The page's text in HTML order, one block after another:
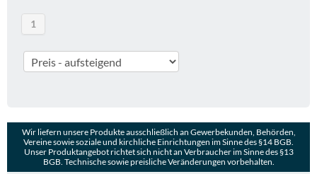
1
Wir liefern unsere Produkte ausschließlich an Gewerbekunden, Behörden,
Vereine sowie soziale und kirchliche Einrichtungen im Sinne des §14 BGB.
Unser Produktangebot richtet sich nicht an Verbraucher im Sinne des §13
BGB. Technische sowie preisliche Veränderungen vorbehalten.